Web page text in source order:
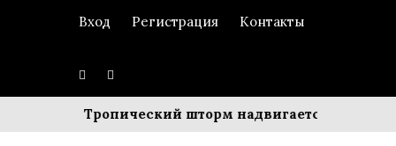
Вход Регистрация Контакты
Тропический шторм надвигается на